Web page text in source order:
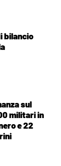
bilancio
sul
militari in
e 22